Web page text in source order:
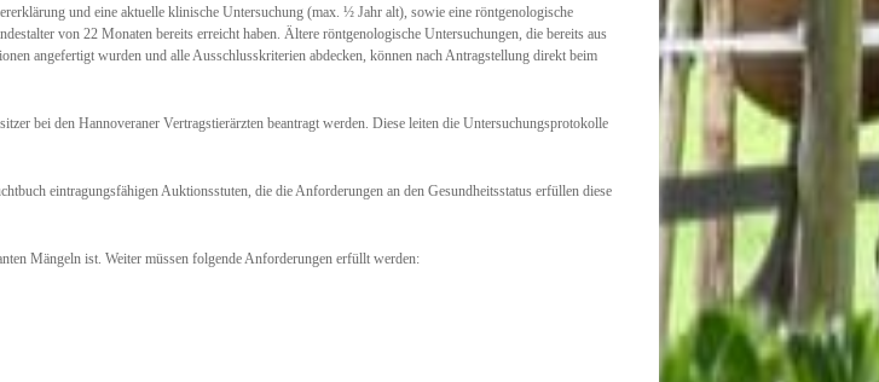
und eine aktuelle klinische Untersuchung (max. ½ Jahr alt), sowie eine röntgenologische
von 22 Monaten bereits erreicht haben. Ältere röntgenologische Untersuchungen, die bereits aus
angefertigt wurden und alle Ausschlusskriterien abdecken, können nach Antragstellung direkt beim
bei den Hannoveraner Vertragstierärzten beantragt werden. Diese leiten die Untersuchungsprotokolle
eintragungsfähigen Auktionsstuten, die die Anforderungen an den Gesundheitsstatus erfüllen diese
Mängeln ist. Weiter müssen folgende Anforderungen erfüllt werden: